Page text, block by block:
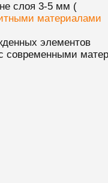
слоя 3-5 мм (
материалами
элементов
современными